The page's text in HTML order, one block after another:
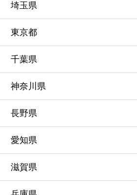
埼玉県
東京都
千葉県
神奈川県
長野県
愛知県
滋賀県